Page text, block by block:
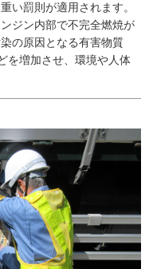
い罰則が適用されます。
ジン内部で不完全燃焼が
の原因となる有害物質
を増加させ、環境や人体